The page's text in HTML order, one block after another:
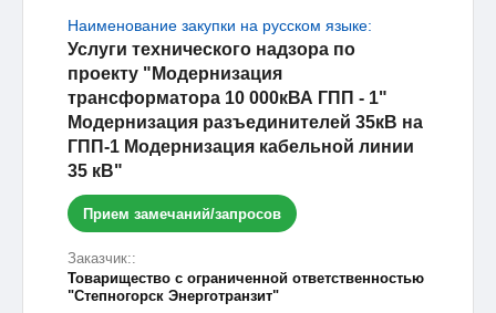
Наименование закупки на русском языке:
Услуги технического надзора по
проекту "Модернизация
трансформатора 10 000кВА ГПП - 1"
Модернизация разъединителей 35кВ на
ГПП-1 Модернизация кабельной линии
35 кВ"
Прием замечаний/запросов
Заказчик::
Товарищество с ограниченной ответственностью
"Степногорск Энерготранзит"